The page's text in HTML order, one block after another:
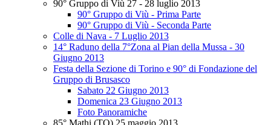
90° Gruppo di Viù 27 - 28 luglio 2013
90° Gruppo di Viù - Prima Parte
90° Gruppo di Viù - Seconda Parte
Colle di Nava - 7 Luglio 2013
14° Raduno della 7°Zona al Pian della Mussa - 30
Giugno 2013
Festa della Sezione di Torino e 90° di Fondazione del
Gruppo di Brusasco
Sabato 22 Giugno 2013
Domenica 23 Giugno 2013
Foto Panoramiche
85° Mathi (TO) 25 maggio 2013